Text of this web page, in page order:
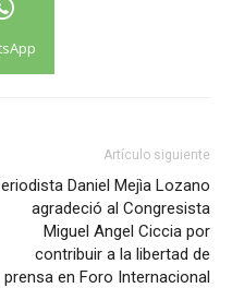
Artículo siguiente
Daniel Mejìa Lozano
agradeció al Congresista
Miguel Angel Ciccia por
contribuir a la libertad de
prensa en Foro Internacional